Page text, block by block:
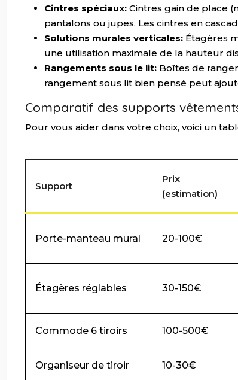
Cintres spéciaux: Cintres gain de place
pantalons ou jupes. Les cintres en
Solutions murales verticales: Étagères
une utilisation maximale de la hauteur
Rangements sous le lit: Boîtes de
rangement sous lit bien pensé peut
Comparatif des supports
Pour vous aider dans votre choix, voici un
Support
Prix
(estimation)
Porte-manteau mural 20-100€
Étagères réglables 30-150€
Commode 6 tiroirs 100-500€
Organiseur de tiroir 10-30€